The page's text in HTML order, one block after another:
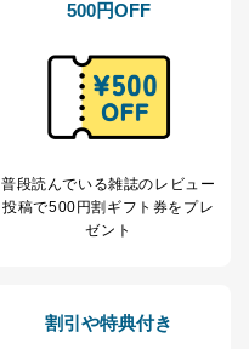
500円OFF
普段読んでいる雑誌のレビュー
投稿で500円割ギフト券をプレ
ゼント
割引や特典付き